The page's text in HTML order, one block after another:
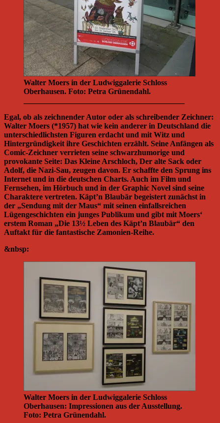
Walter Moers in der Ludwiggalerie Schloss
Oberhausen. Foto: Petra Grünendahl.
Egal, ob als zeichnender Autor oder als schreibender Zeichner:
Walter Moers (*1957) hat wie kein anderer in Deutschland die
unterschiedlichsten Figuren erdacht und mit Witz und
Hintergründigkeit ihre Geschichten erzählt. Seine Anfängen als
Comic-Zeichner verrieten seine schwarzhumorige und
provokante Seite: Das Kleine Arschloch, Der alte Sack oder
Adolf, die Nazi-Sau, zeugen davon. Er schaffte den Sprung ins
Internet und in die deutschen Charts. Auch im Film und
Fernsehen, im Hörbuch und in der Graphic Novel sind seine
Charaktere vertreten. Käpt’n Blaubär begeistert zunächst in
der „Sendung mit der Maus“ mit seinen einfallsreichen
Lügengeschichten ein junges Publikum und gibt mit Moers‘
erstem Roman „Die 13½ Leben des Käpt’n Blaubär“ den
Auftakt für die fantastische Zamonien-Reihe.
&nbsp:
Walter Moers in der Ludwiggalerie Schloss
Oberhausen: Impressionen aus der Ausstellung.
Foto: Petra Grünendahl.